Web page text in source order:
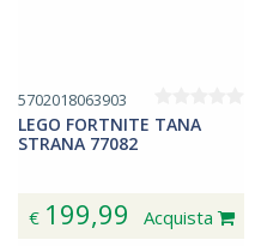
5702018063903
LEGO FORTNITE TANA
STRANA 77082
€ 199,99 Acquista